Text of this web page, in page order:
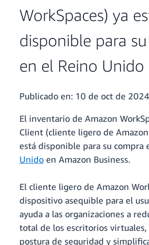
WorkSpaces) ya
disponible para
en el Reino Unido
Publicado en: 10 de oct de 2024
El inventario de Amazon
Client (cliente ligero de Amazon
está disponible para su compra
Unido en Amazon Business.
El cliente ligero de Amazon
dispositivo asequible para el
ayuda a las organizaciones a
total de los escritorios
postura de seguridad y